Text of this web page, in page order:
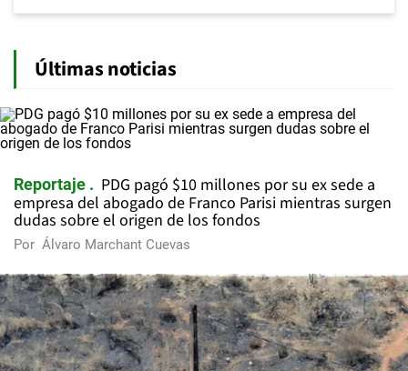
Últimas noticias
Reportaje
PDG pagó $10 millones por su ex sede a
empresa del abogado de Franco Parisi mientras surgen
dudas sobre el origen de los fondos
Por Álvaro Marchant Cuevas